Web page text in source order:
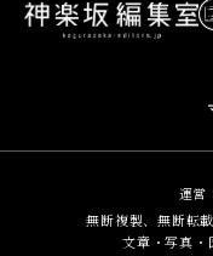
運営：
無断複製、無断転
文章・写真・